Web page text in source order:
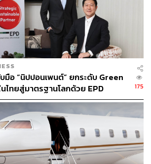
ย์
ยนไทย ดีเวล๊อปเมนต์ จำกัด (มหาชน)
ะกรรมการกำกับหลักทรัพย์และ
ย์ (ก.ล.ต.)
มือ “นิปปอนเพนต์” ยกระดับ Green
ไทยสู่มาตรฐานโลกด้วย EPD
มชูแนวคิด Global Standards for
Living ส่งมอบบ้านคุณภาพ ลด
อม พร้อมปั้นนักออกแบบที่ใส่ใจโลก
175